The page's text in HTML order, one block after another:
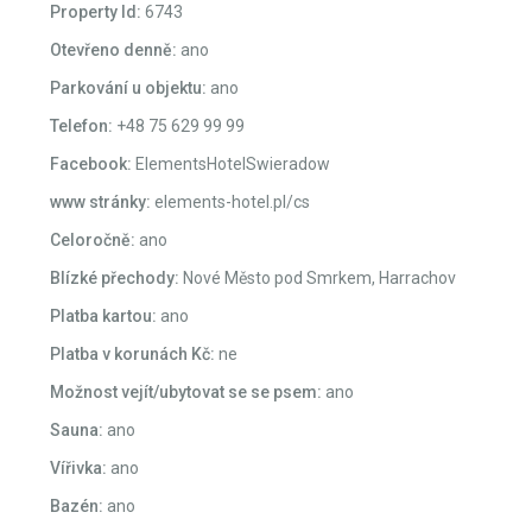
Property Id: 6743
Otevřeno denně: ano
Parkování u objektu: ano
Telefon: +48 75 629 99 99
Facebook: ElementsHotelSwieradow
www stránky: elements-hotel.pl/cs
Celoročně: ano
Blízké přechody: Nové Město pod Smrkem, Harrachov
Platba kartou: ano
Platba v korunách Kč: ne
Možnost vejít/ubytovat se se psem: ano
Sauna: ano
Vířivka: ano
Bazén: ano